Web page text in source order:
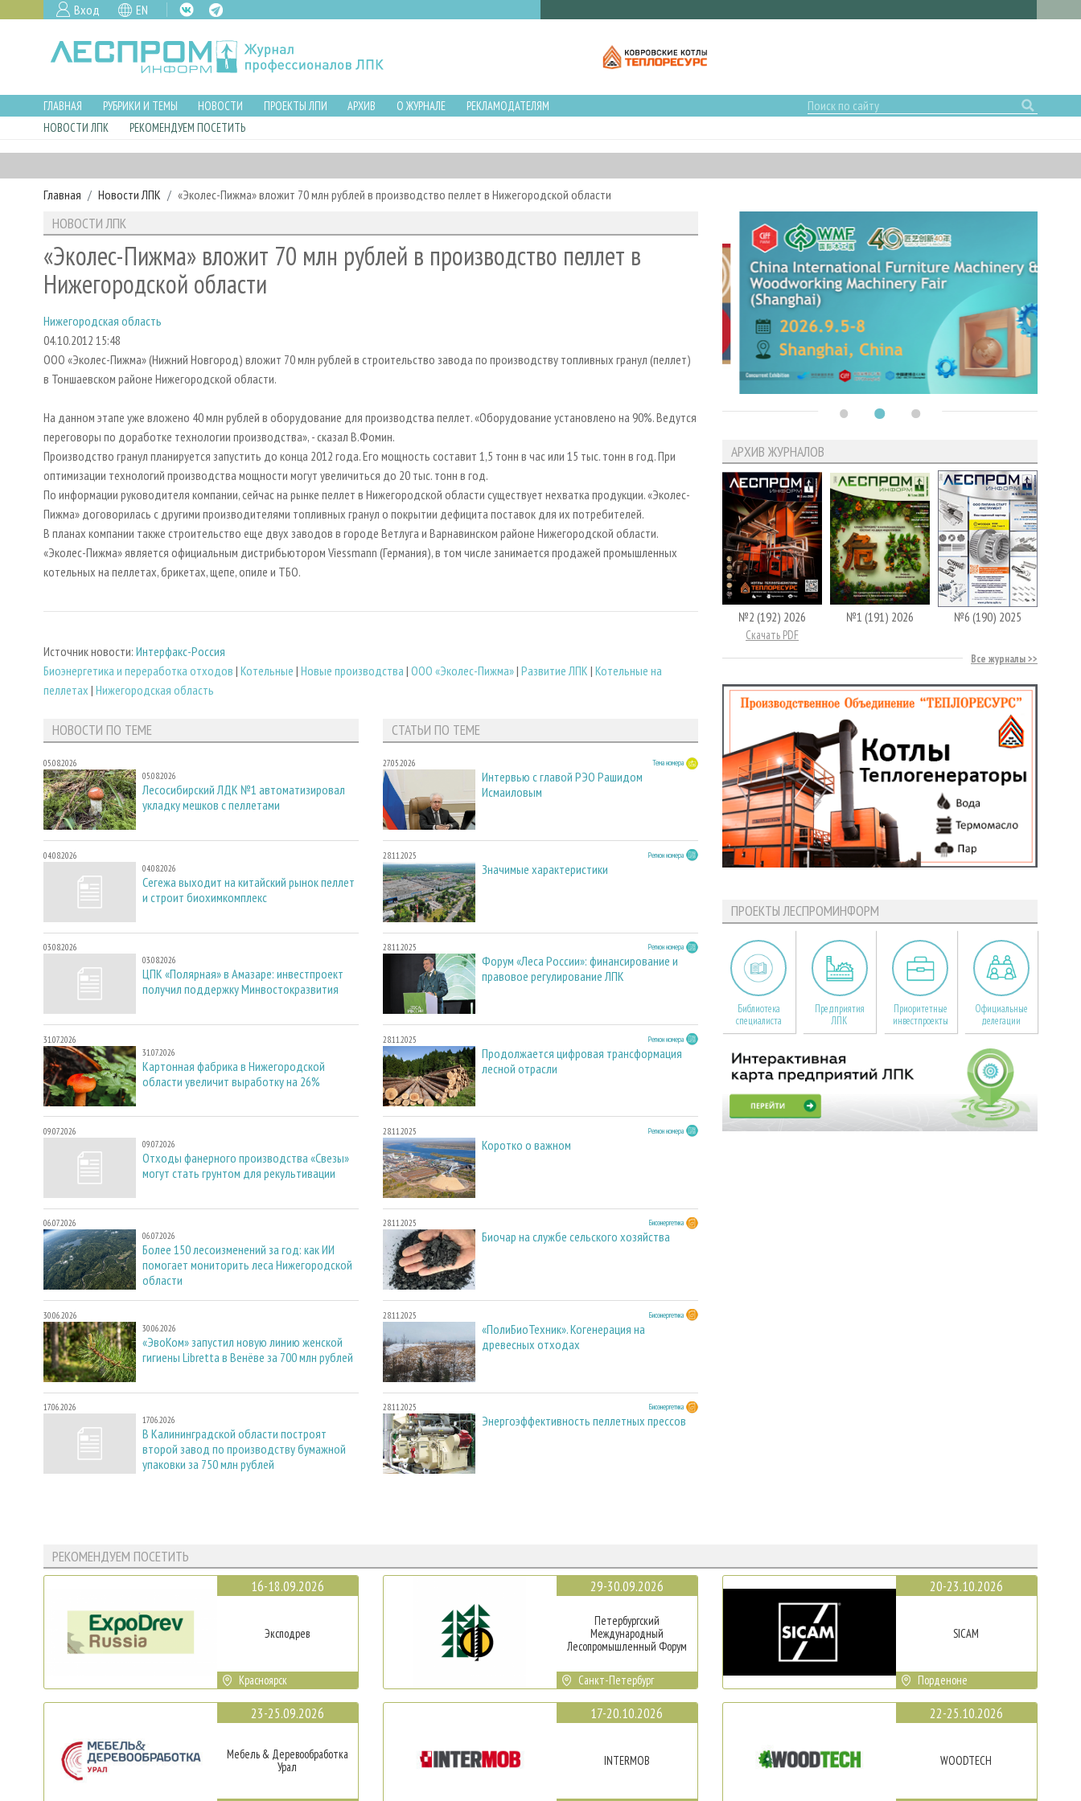
Вход EN
ГЛАВНАЯ РУБРИКИ И ТЕМЫ НОВОСТИ ПРОЕКТЫ ЛПИ АРХИВ О ЖУРНАЛЕ
РЕКЛАМОДАТЕЛЯМ
НОВОСТИ ЛПК
РЕКОМЕНДУЕМ ПОСЕТИТЬ
Главная Новости ЛПК «Эколес-Пижма» вложит 70 млн рублей в производство пеллет в Нижегородской области
НОВОСТИ ЛПК
«Эколес-Пижма» вложит 70 млн рублей в производство пеллет в
Нижегородской области
Нижегородская область
04.10.2012 15:48
ООО «Эколес-Пижма» (Нижний Новгород) вложит 70 млн рублей в строительство завода по производству топливных гранул (пеллет)
в Тоншаевском районе Нижегородской области.
На данном этапе уже вложено 40 млн рублей в оборудование для производства пеллет. «Оборудование установлено на 90%. Ведутся
переговоры по доработке технологии производства», - сказал В.Фомин.
Производство гранул планируется запустить до конца 2012 года. Его мощность составит 1,5 тонн в час или 15 тыс. тонн в год. При
оптимизации технологий производства мощности могут увеличиться до 20 тыс. тонн в год.
По информации руководителя компании, сейчас на рынке пеллет в Нижегородской области существует нехватка продукции. «Эколес-
Пижма» договорилась с другими производителями топливных гранул о покрытии дефицита поставок для их потребителей.
В планах компании также строительство еще двух заводов в городе Ветлуга и Варнавинском районе Нижегородской области.
«Эколес-Пижма» является официальным дистрибьютором Viessmann (Германия), в том числе занимается продажей промышленных
котельных на пеллетах, брикетах, щепе, опиле и ТБО.
Источник новости: Интерфакс-Россия
Биoэнергетика и переработка отходов | Котельные | Новые производства | ООО «Эколес-Пижма»| Развитие ЛПК | Котельные на
пеллетах | Нижегородская область
НОВОСТИ ПО ТЕМЕ
05.08.2026
05.08.2026
Лесосибирский ЛДК №1 автоматизировал
укладку мешков с пеллетами
04.08.2026
04.08.2026
Сегежа выходит на китайский рынок пеллет
и строит биохимкомплекс
03.08.2026
03.08.2026
ЦПК «Полярная» в Амазаре: инвестпроект
получил поддержку Минвостокразвития
31.07.2026
31.07.2026
Картонная фабрика в Нижегородской
области увеличит выработку на 26%
09.07.2026
09.07.2026
Отходы фанерного производства «Свезы»
могут стать грунтом для рекультивации
06.07.2026
06.07.2026
Более 150 лесоизменений за год: как ИИ
помогает мониторить леса Нижегородской
области
30.06.2026
30.06.2026
«ЭвоКом» запустил новую линию женской
гигиены Libretta в Венёве за 700 млн рублей
17.06.2026
17.06.2026
В Калининградской области построят
второй завод по производству бумажной
упаковки за 750 млн рублей
СТАТЬИ ПО ТЕМЕ
27.05.2026 Тема номера
Интервью с главой РЭО Рашидом
Исмаиловым
28.11.2025 Регион номера
Значимые характеристики
28.11.2025 Регион номера
Форум «Леса России»: финансирование и
правовое регулирование ЛПК
28.11.2025 Регион номера
Продолжается цифровая трансформация
лесной отрасли
28.11.2025 Регион номера
Коротко о важном
28.11.2025 Биоэнергетика
Биочар на службе сельского хозяйства
28.11.2025 Биоэнергетика
«ПолиБиоТехник». Когенерация на
древесных отходах
28.11.2025 Биоэнергетика
Энергоэффективность пеллетных прессов
АРХИВ ЖУРНАЛОВ
№2 (192) 2026
Скачать PDF
№1 (191) 2026 №6 (190) 2025
Все журналы
ПРОЕКТЫ ЛЕСПРОМИНФОРМ
Библиотека
специалиста
Предприятия
ЛПК
Приоритетные
инвестпроекты
Официальные
делегации
РЕКОМЕНДУЕМ ПОСЕТИТЬ
16-18.09.2026
Эксподрев
Красноярск
23-25.09.2026
Мебель & Деревообработка
Урал
29-30.09.2026
Петербургский
Международный
Лесопромышленный Форум
Санкт-Петербург
17-20.10.2026
INTERMOB
20-23.10.2026
SICAM
Порденоне
22-25.10.2026
WOODTECH